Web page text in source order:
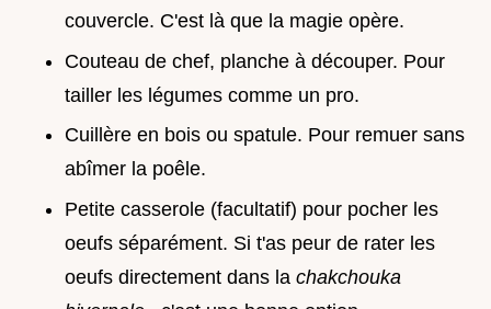
couvercle. C'est là que la magie opère.
Couteau de chef, planche à découper. Pour
tailler les légumes comme un pro.
Cuillère en bois ou spatule. Pour remuer sans
abîmer la poêle.
Petite casserole (facultatif) pour pocher les
oeufs séparément. Si t'as peur de rater les
oeufs directement dans la chakchouka